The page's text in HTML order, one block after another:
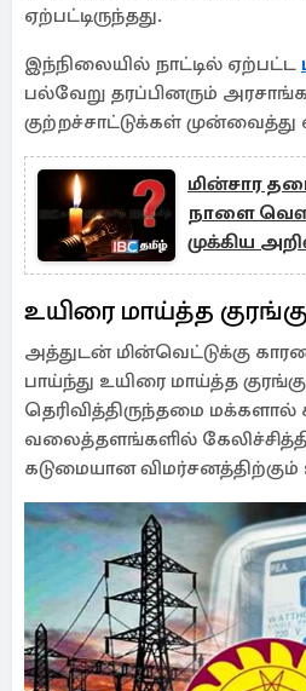
ஏற்பட்டிருந்தது.
இந்நிலையில் நாட்டில் ஏற்பட்ட
பல்வேறு தரப்பினரும்
குற்றச்சாட்டுக்கள் முன்வைத்து
மின்சார
நாளை
முக்கிய
உயிரை மாய்த்த குரங்கு
அத்துடன் மின்வெட்டுக்கு
பாய்ந்து உயிரை மாய்த்த
தெரிவித்திருந்தமை மக்களால்
வலைத்தளங்களில்
கடுமையான விமர்சனத்திற்கும்